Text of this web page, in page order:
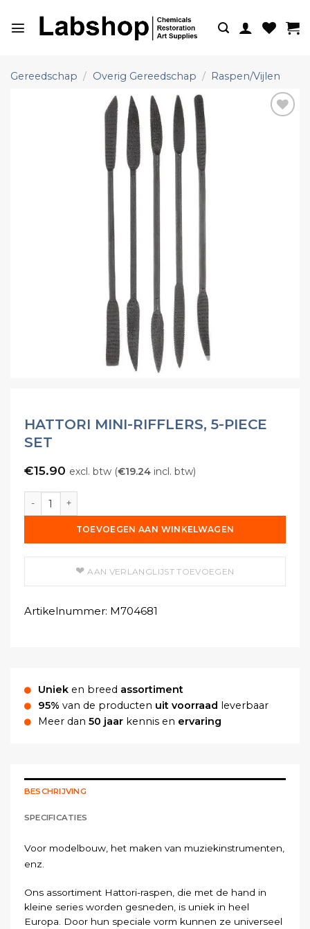
naar
Gereedschap / Overig Gereedschap / Raspen/Vijlen
HATTORI MINI-RIFFLERS, 5-PIECE
SET
€15.90 excl. btw (€19.24 incl. btw)
Hattori Mini-Rifflers, 5-Piece Set aantal
TOEVOEGEN AAN WINKELWAGEN
AAN VERLANGLIJST TOEVOEGEN
Artikelnummer: M704681
Uniek en breed assortiment
95% van de producten uit voorraad leverbaar
Meer dan 50 jaar kennis en ervaring
BESCHRIJVING
SPECIFICATIES
Voor modelbouw, het maken van muziekinstrumenten,
enz.
Ons assortiment Hattori-raspen, die met de hand in
kleine series worden gesneden, is uniek in heel
Europa. Door hun speciale vorm kunnen ze universeel